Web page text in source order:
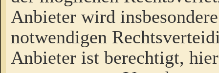
Anbieter wird
notwendigen
Anbieter ist berechtigt,